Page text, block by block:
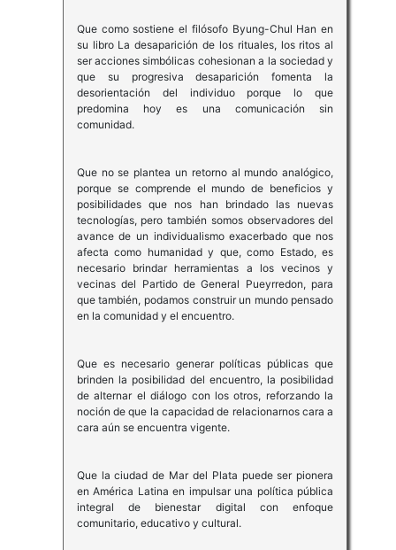
Que como sostiene el filósofo Byung-Chul Han en
su libro La desaparición de los rituales, los ritos al
ser acciones simbólicas cohesionan a la sociedad y
que su progresiva desaparición fomenta la
desorientación del individuo porque lo que
predomina hoy es una comunicación sin
comunidad.
Que no se plantea un retorno al mundo analógico,
porque se comprende el mundo de beneficios y
posibilidades que nos han brindado las nuevas
tecnologías, pero también somos observadores del
avance de un individualismo exacerbado que nos
afecta como humanidad y que, como Estado, es
necesario brindar herramientas a los vecinos y
vecinas del Partido de General Pueyrredon, para
que también, podamos construir un mundo pensado
en la comunidad y el encuentro.
Que es necesario generar políticas públicas que
brinden la posibilidad del encuentro, la posibilidad
de alternar el diálogo con los otros, reforzando la
noción de que la capacidad de relacionarnos cara a
cara aún se encuentra vigente.
Que la ciudad de Mar del Plata puede ser pionera
en América Latina en impulsar una política pública
integral de bienestar digital con enfoque
comunitario, educativo y cultural.